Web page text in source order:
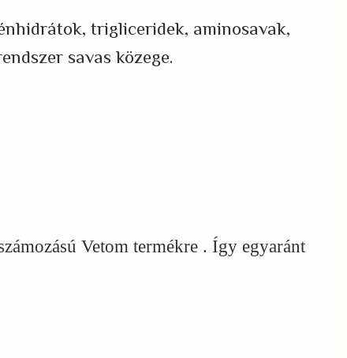
trigliceridek, aminosavak,
savas közege.
Vetom termékre . Így egyaránt